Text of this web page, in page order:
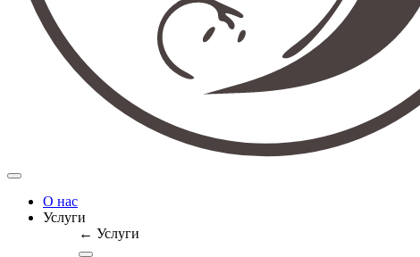
О нас
Услуги
← Услуги